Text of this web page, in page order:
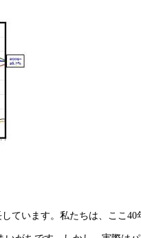
ています。私たちは、ここ